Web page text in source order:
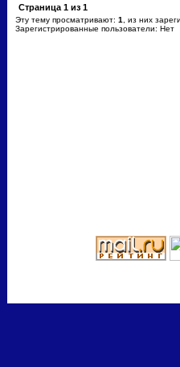
Страница 1 из 1
Эту тему просматривают: 1
, из них
Зарегистрированные пользователи: Нет